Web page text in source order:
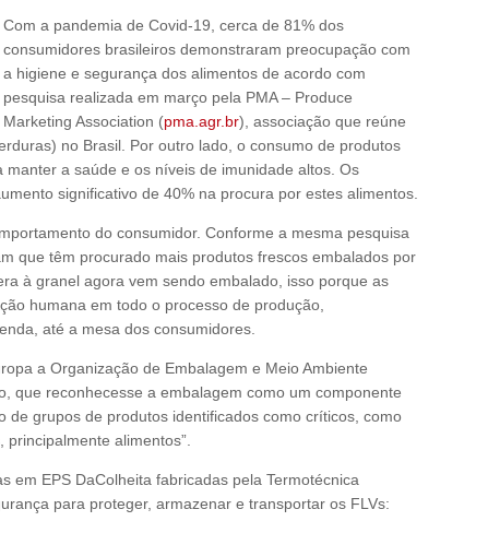
Com a pandemia de Covid-19, cerca de 81% dos
consumidores brasileiros demonstraram preocupação com
a higiene e segurança dos alimentos de acordo com
pesquisa realizada em março pela PMA – Produce
Marketing Association (pma.agr.br), associação que reúne
no Brasil. Por outro lado, o consumo de produtos
a saúde e os níveis de imunidade altos. Os
significativo de 40% na procura por estes alimentos.
do consumidor. Conforme a mesma pesquisa
que têm procurado mais produtos frescos embalados por
à granel agora vem sendo embalado, isso porque as
humana em todo o processo de produção,
até a mesa dos consumidores.
a Organização de Embalagem e Meio Ambiente
que reconhecesse a embalagem como um componente
de grupos de produtos identificados como críticos, como
alimentos”.
em EPS DaColheita fabricadas pela Termotécnica
para proteger, armazenar e transportar os FLVs: